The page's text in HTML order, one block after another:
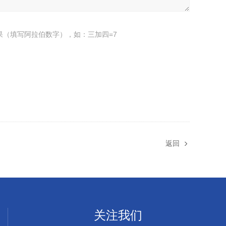
（填写阿拉伯数字），如：三加四=7
返回
关注我们